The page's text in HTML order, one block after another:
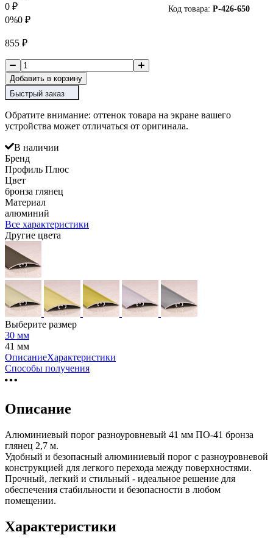
Код товара: P-426-650
0 ₽
0%0 ₽
855 ₽
Добавить в корзину
Быстрый заказ
Обратите внимание: оттенок товара на экране вашего
устройства может отличаться от оригинала.
В наличии
Бренд
Профиль Плюс
Цвет
бронза глянец
Материал
алюминий
Все характеристики
Другие цвета
Выберите размер
30 мм
41 мм
ОписаниеХарактеристики
Способы получения
Описание
Алюминиевый порог разноуровневый 41 мм ПО-41 бронза
глянец 2,7 м.
Удобный и безопасный алюминиевый порог с разноуровневой
конструкцией для легкого перехода между поверхностями.
Прочный, легкий и стильный - идеальное решение для
обеспечения стабильности и безопасности в любом
помещении.
Характеристики